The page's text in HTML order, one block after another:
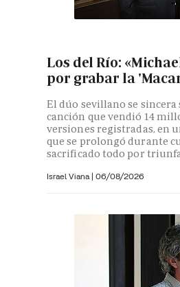
Los del Río:
por grabar la
El dúo sevillano se
canción que vendió 14
versiones registradas, en
que se prolongó durante
sacrificado todo por
Israel Viana | 06/08/2026